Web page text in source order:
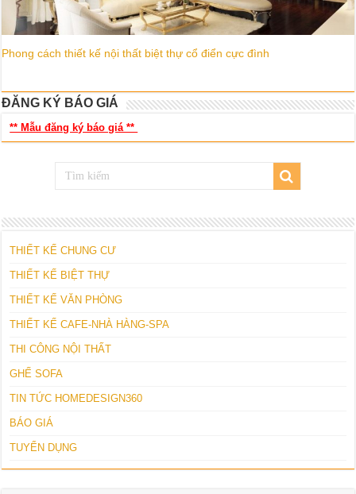
Phong cách thiết kế nội thất biệt thự cổ điển cực đình
ĐĂNG KÝ BÁO GIÁ
** Mẫu đăng ký báo giá **
THIẾT KẾ CHUNG CƯ
THIẾT KẾ BIỆT THỰ
THIẾT KẾ VĂN PHÒNG
THIẾT KẾ CAFE-NHÀ HÀNG-SPA
THI CÔNG NỘI THẤT
GHẾ SOFA
TIN TỨC HOMEDESIGN360
BÁO GIÁ
TUYỂN DỤNG